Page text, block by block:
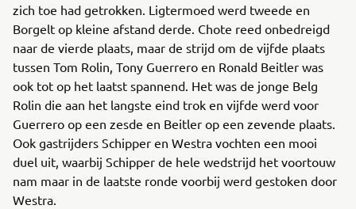
zich toe had getrokken. Ligtermoed werd tweede en
Borgelt op kleine afstand derde. Chote reed onbedreigd
naar de vierde plaats, maar de strijd om de vijfde plaats
tussen Tom Rolin, Tony Guerrero en Ronald Beitler was
ook tot op het laatst spannend. Het was de jonge Belg
Rolin die aan het langste eind trok en vijfde werd voor
Guerrero op een zesde en Beitler op een zevende plaats.
Ook gastrijders Schipper en Westra vochten een mooi
duel uit, waarbij Schipper de hele wedstrijd het voortouw
nam maar in de laatste ronde voorbij werd gestoken door
Westra.